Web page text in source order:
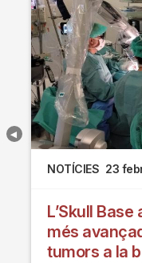
NOTÍCIES 23
L’Skull
més
tumors a la